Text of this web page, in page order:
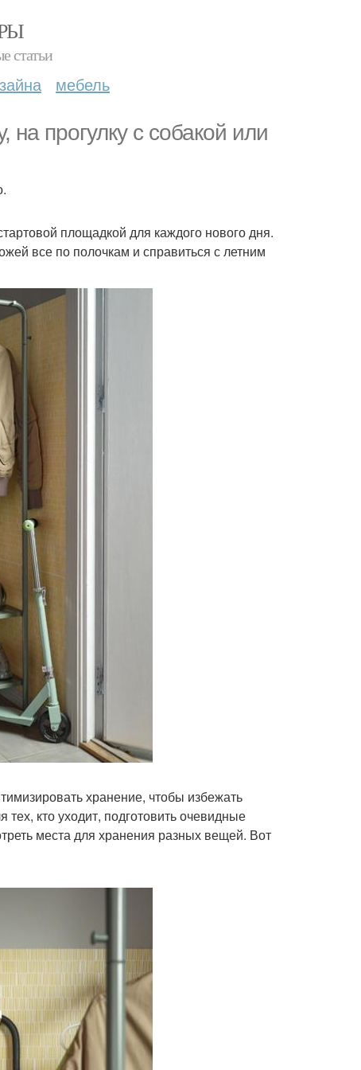
статьи
мебель
прогулку с собакой или
площадкой для каждого нового дня.
все по полочкам и справиться с летним
хранение, чтобы избежать
кто уходит, подготовить очевидные
места для хранения разных вещей. Вот